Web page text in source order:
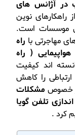
در آژانس های
راهکارهای نوین
موسسات است.
مهاجرتی با راه
( راه
اند کیفیت
را کاهش
خصوص مشکلات
اندازی تلفن گویا
کرد .